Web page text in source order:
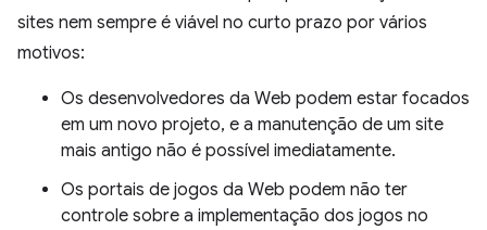
sites nem sempre é viável no curto prazo por vários
motivos:
Os desenvolvedores da Web podem estar focados
em um novo projeto, e a manutenção de um site
mais antigo não é possível imediatamente.
Os portais de jogos da Web podem não ter
controle sobre a implementação dos jogos no